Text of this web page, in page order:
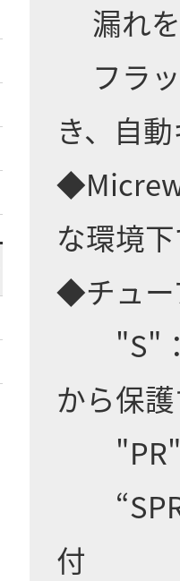
漏れを
フラッ
き、自
な環境
◆チュー
"S"：
から保
"PR"
付